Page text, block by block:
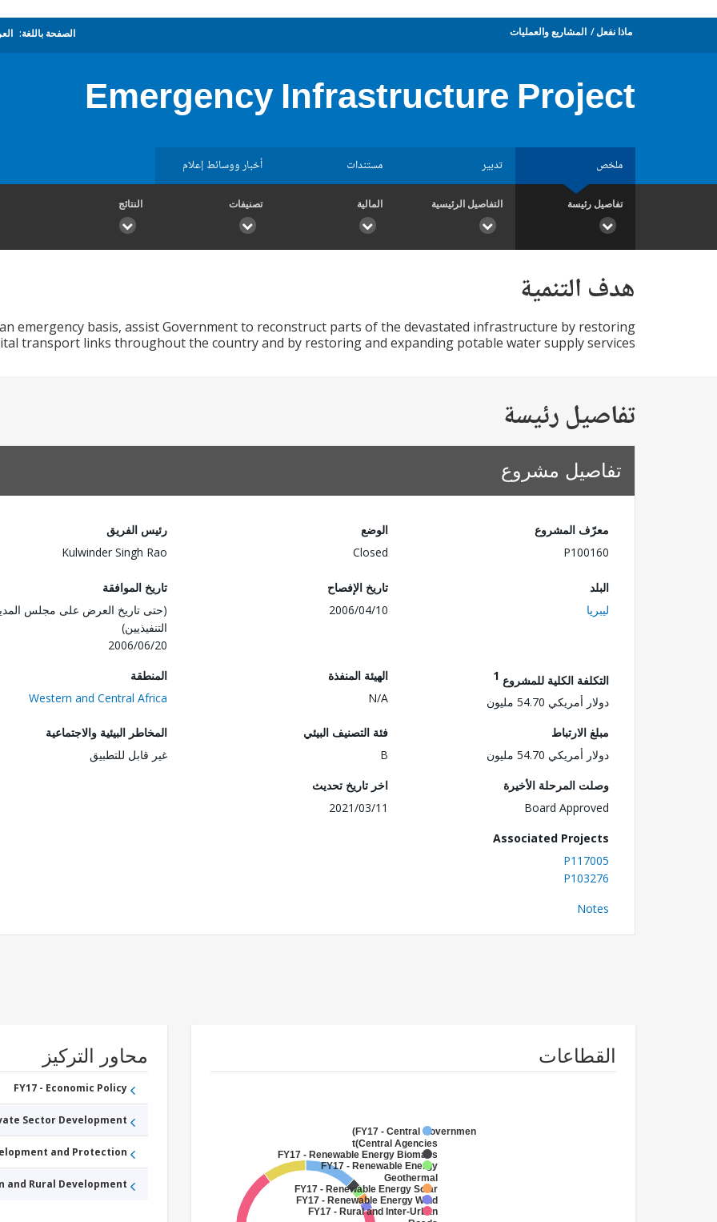
ماذا نفعل المشاريع والعمليات الصفحة باللغة:
Emergency Infrastructure Project
ملخص تدبير مستندات أخبار ووسائط إعلام
تفاصيل رئيسة التفاصيل الرئيسية المالية تصنيفات النتائج
هدف التنمية
emergency basis, assist Government to reconstruct parts of the devastated infrastructure by restoring
transport links throughout the country and by restoring and expanding potable water supply services.
تفاصيل رئيسة
تفاصيل مشروع
معرّف المشروع
P100160
الوضع
Closed
رئيس الفريق
Kulwinder Singh Rao
البلد
ليبريا
تاريخ الإفصاح
2006/04/10
تاريخ الموافقة
(حتى تاريخ العرض على مجلس
التنفيذيين)
2006/06/20
التكلفة الكلية للمشروع 1
دولار أمريكي 54.70 مليون
الهيئة المنفذة
N/A
المنطقة
Western and Central Africa
مبلغ الارتباط
دولار أمريكي 54.70 مليون
فئة التصنيف البيئي
B
المخاطر البيئية والاجتماعية
غير قابل للتطبيق
وصلت المرحلة الأخيرة
Board Approved
اخر تاريخ تحديث
2021/03/11
Associated Projects
P117005
P103276
Notes
القطاعات
FY17 - Central Government
(Central Agencies
)
FY17 - Renewable Energy Biomass
FY17 - Renewable Energy
Geothermal
FY17 - Renewable Energy Solar
FY17 - Renewable Energy Wind
FY17 - Rural and Inter-Urban
محاور التركيز
FY17 - Economic Policy
Sector Development
and Protection
and Rural Development